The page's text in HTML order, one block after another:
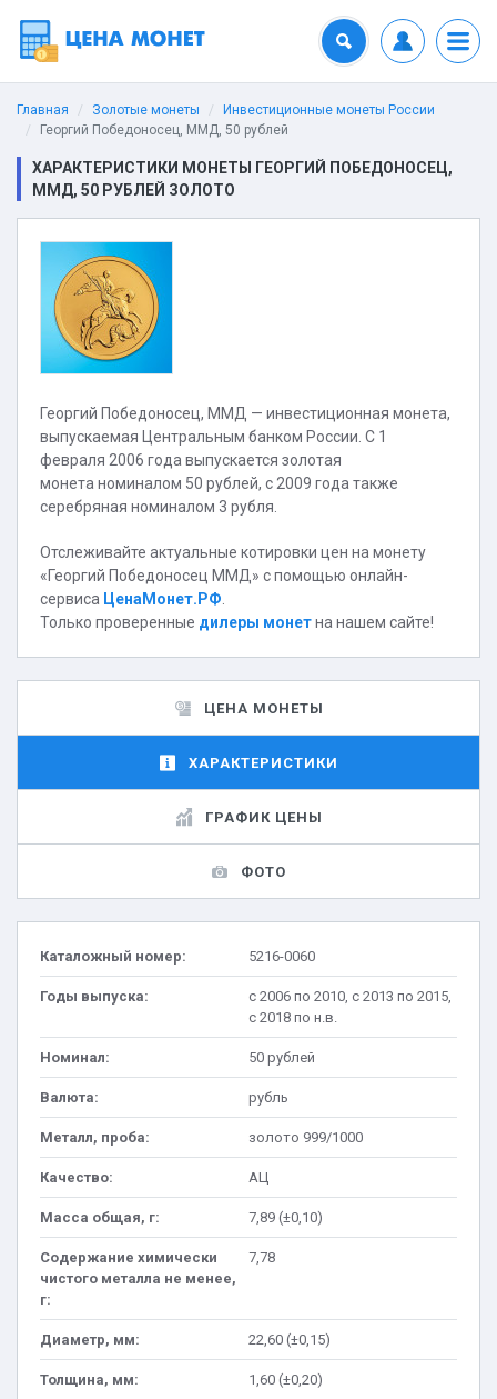
Главная Золотые монеты
Инвестиционные монеты России
Георгий Победоносец, ММД, 50 рублей
ХАРАКТЕРИСТИКИ МОНЕТЫ ГЕОРГИЙ ПОБЕДОНОСЕЦ,
ММД, 50 РУБЛЕЙ ЗОЛОТО
Георгий Победоносец, ММД — инвестиционная монета,
выпускаемая Центральным банком России. С 1
февраля 2006 года выпускается золотая
монета номиналом 50 рублей, с 2009 года также
серебряная номиналом 3 рубля.
Отслеживайте актуальные котировки цен на монету
«Георгий Победоносец ММД» с помощью онлайн-
сервиса ЦенаМонет.РФ
Только проверенные дилеры монетна нашем сайте!
ЦЕНА МОНЕТЫ
ХАРАКТЕРИСТИКИ
ГРАФИК ЦЕНЫ
ФОТО
Каталожный номер: 5216-0060
Годы выпуска:
с 2006 по 2010, с 2013 по 2015,
с 2018 по н.в.
Номинал: 50 рублей
Валюта: рубль
Металл, проба: золото 999/1000
Качество: АЦ
Масса общая, г: 7,89 (±0,10)
Содержание химически
чистого металла не менее,
г:
7,78
Диаметр, мм: 22,60 (±0,15)
Толщина, мм: 1,60 (±0,20)